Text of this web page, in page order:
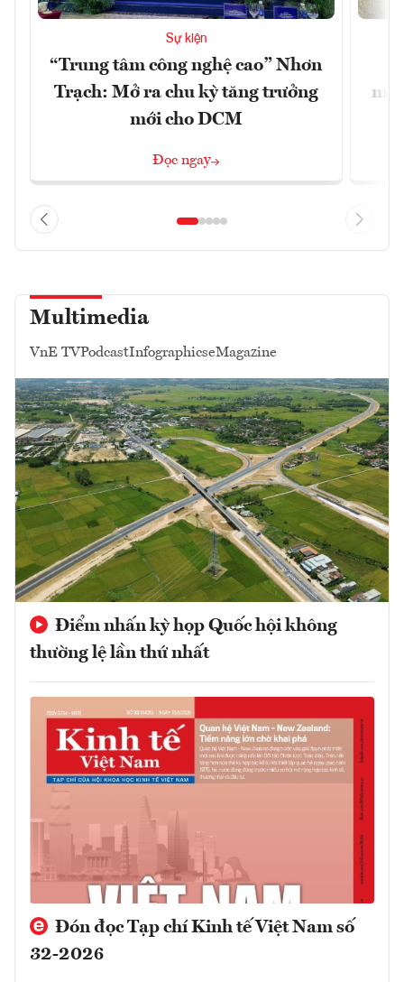
Sự kiện
“Trung tâm công nghệ cao” Nhơn
Trạch: Mở ra chu kỳ tăng trưởng
mới cho DCM
Đọc ngay
Multimedia
VnE TVPodcastInfographicseMagazine
Điểm nhấn kỳ họp Quốc hội không
thường lệ lần thứ nhất
Đón đọc Tạp chí Kinh tế Việt Nam số
32-2026